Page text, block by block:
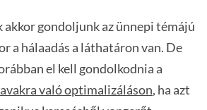
akkor gondoljunk az ünnepi témájú
a hálaadás a láthatáron van. De
el kell gondolkodnia a
való optimalizáláson, ha azt